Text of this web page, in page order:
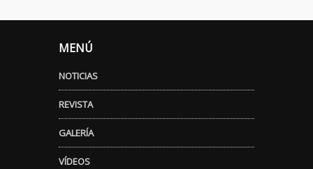
MENÚ
NOTICIAS
REVISTA
GALERÍA
VÍDEOS